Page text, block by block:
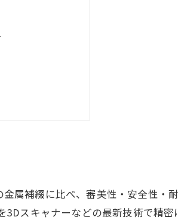
属補綴に比べ、審美性・安全性・
スキャナーなどの最新技術で精